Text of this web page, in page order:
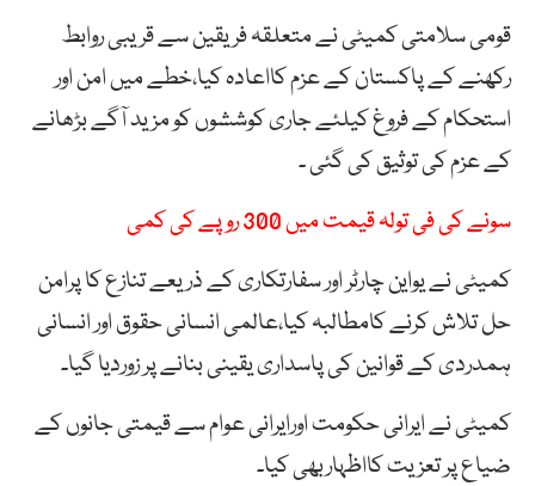
قومی سلامتی کمیٹی نے متعلقہ فریقین سے قریبی روابط
رکھنے کے پاکستان کے عزم کااعادہ کیا،خطے میں امن اور
استحکام کے فروغ کیلئے جاری کوششوں کو مزید آگے بڑھانے
کے عزم کی توثیق کی گئی ۔
سونے کی فی تولہ قیمت میں 300 روپے کی کمی
کمیٹی نے یواین چارٹر اور سفارتکاری کے ذریعے تنازع کا پرامن
حل تلاش کرنے کامطالبہ کیا،عالمی انسانی حقوق اور انسانی
ہمدردی کے قوانین کی پاسداری یقینی بنانے پر زوردیا گیا۔
کمیٹی نے ایرانی حکومت اورایرانی عوام سے قیمتی جانوں کے
ضیاع پر تعزیت کااظہاربھی کیا۔